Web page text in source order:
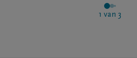
1 van 3